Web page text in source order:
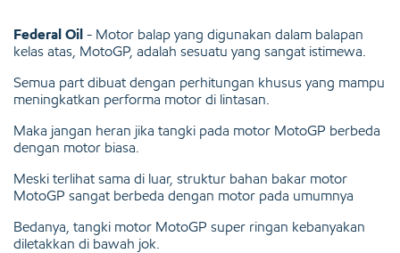
Federal Oil - Motor balap yang digunakan dalam balapan
kelas atas, MotoGP, adalah sesuatu yang sangat istimewa.
Semua part dibuat dengan perhitungan khusus yang mampu
meningkatkan performa motor di lintasan.
Maka jangan heran jika tangki pada motor MotoGP berbeda
dengan motor biasa.
Meski terlihat sama di luar, struktur bahan bakar motor
MotoGP sangat berbeda dengan motor pada umumnya
Bedanya, tangki motor MotoGP super ringan kebanyakan
diletakkan di bawah jok.